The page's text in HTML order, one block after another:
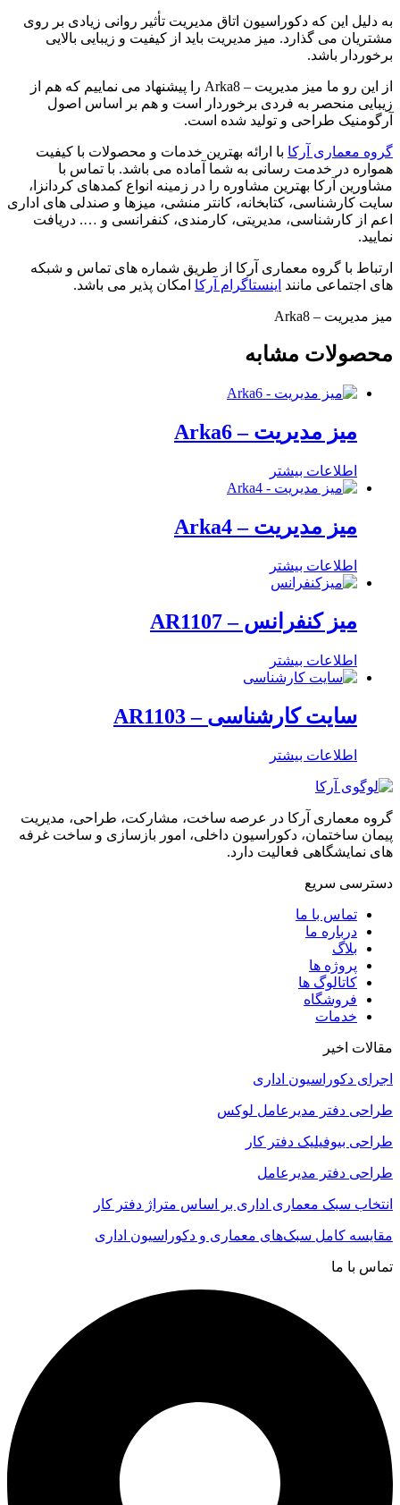
به دلیل این که دکوراسیون اتاق مدیریت تأثیر روانی زیادی بر روی
مشتریان می گذارد. میز مدیریت باید از کیفیت و زیبایی بالایی
برخوردار باشد.
از این رو ما میز مدیریت – Arka8 را پیشنهاد می نماییم که هم از
زیبایی منحصر به فردی برخوردار است و هم بر اساس اصول
آرگومنیک طراحی و تولید شده است.
گروه معماری آرکا با ارائه بهترین خدمات و محصولات با کیفیت
همواره در خدمت رسانی به شما آماده می باشد. با تماس با
مشاورین آرکا بهترین مشاوره را در زمینه انواع کمدهای کردانزا،
سایت کارشناسی، کتابخانه، کانتر منشی، میزها و صندلی های اداری
اعم از کارشناسی، مدیریتی، کارمندی، کنفرانسی و …. دریافت
نمایید.
ارتباط با گروه معماری آرکا از طریق شماره های تماس و شبکه
های اجتماعی مانند اینستاگرام آرکا امکان پذیر می باشد.
میز مدیریت – Arka8
محصولات مشابه
میز مدیریت – Arka6
اطلاعات بیشتر
میز مدیریت – Arka4
اطلاعات بیشتر
میز کنفرانس – AR1107
اطلاعات بیشتر
سایت کارشناسی – AR1103
اطلاعات بیشتر
گروه معماری آرکا در عرصه ساخت، مشارکت، طراحی، مدیریت
پیمان ساختمان، دکوراسیون داخلی، امور بازسازی و ساخت غرفه
های نمایشگاهی فعالیت دارد.
دسترسی سریع
تماس با ما
درباره ما
بلاگ
پروژه ها
کاتالوگ ها
فروشگاه
خدمات
مقالات اخیر
اجرای دکوراسیون اداری
طراحی دفتر مدیرعامل لوکس
طراحی بیوفیلیک دفتر کار
طراحی دفتر مدیرعامل
انتخاب سبک معماری اداری بر اساس متراژ دفتر کار
مقایسه کامل سبک‌های معماری و دکوراسیون اداری
تماس با ما